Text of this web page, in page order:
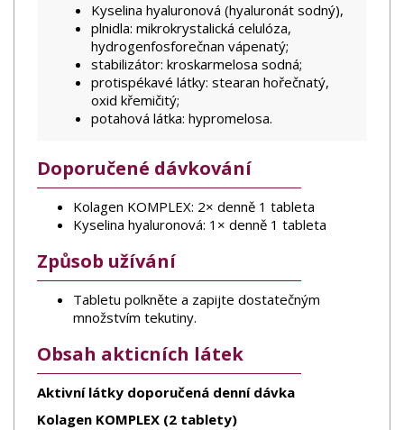
Kyselina hyaluronová (hyaluronát sodný),
plnidla: mikrokrystalická celulóza,
hydrogenfosforečnan vápenatý;
stabilizátor: kroskarmelosa sodná;
protispékavé látky: stearan hořečnatý,
oxid křemičitý;
potahová látka: hypromelosa.
Doporučené dávkování
Kolagen KOMPLEX: 2× denně 1 tableta
Kyselina hyaluronová: 1× denně 1 tableta
Způsob užívání
Tabletu polkněte a zapijte dostatečným
množstvím tekutiny.
Obsah akticních látek
Aktivní látky doporučená denní dávka
Kolagen KOMPLEX (2 tablety)